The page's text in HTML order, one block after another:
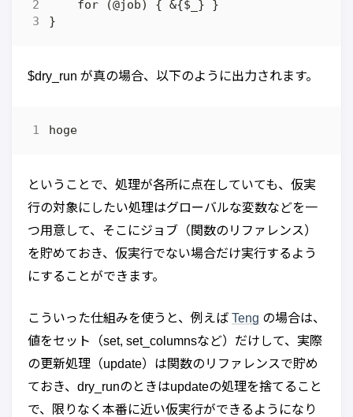
$dry_run が真の場合、以下のように出力されます。
ということで、処理が各所に点在していても、仮実
行の対象にしたい処理はグローバルな変数などを一
つ用意して、そこにジョブ（関数のリファレンス）
を貯めておき、仮実行でない場合だけ実行するよう
にすることができます。
こういった仕組みを使うと、例えば Teng の場合は、
値をセット（set, set_columnsなど）だけして、実際
の更新処理（update）は関数のリファレンスで貯め
ておき、dry_runのときはupdateの処理を捨てること
で、限りなく本番に近い仮実行ができるようになり